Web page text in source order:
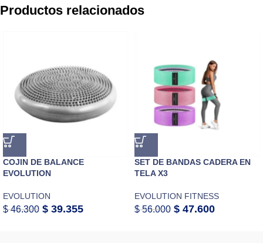
Productos relacionados
COJIN DE BALANCE
EVOLUTION
EVOLUTION
$46.300 $ 39.355
SET DE BANDAS CADERA EN
TELA X3
EVOLUTION FITNESS
$56.000 $ 47.600